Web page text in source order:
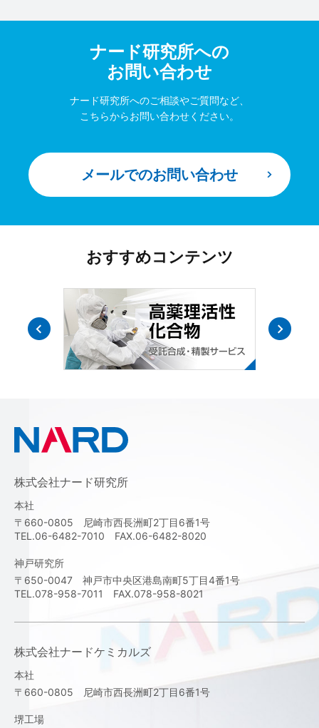
ナード研究所への
お問い合わせ
ナード研究所へのご相談やご質問など、
こちらからお問い合わせください。
メールでのお問い合わせ
おすすめコンテンツ
株式会社ナード研究所
本社
〒660-0805 尼崎市西長洲町2丁目6番1号
TEL.06-6482-7010 FAX.06-6482-8020
神戸研究所
〒650-0047 神戸市中央区港島南町5丁目4番1号
TEL.078-958-7011 FAX.078-958-8021
株式会社ナードケミカルズ
本社
〒660-0805 尼崎市西長洲町2丁目6番1号
堺工場